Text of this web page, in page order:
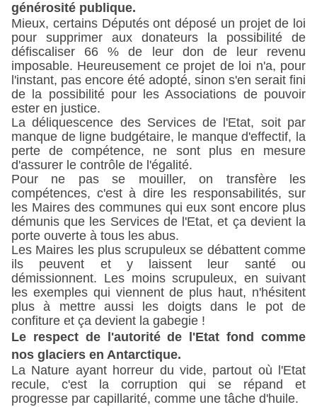
générosité publique.
Mieux, certains Députés ont déposé un projet de loi
pour supprimer aux donateurs la possibilité de
défiscaliser 66 % de leur don de leur revenu
imposable. Heureusement ce projet de loi n'a, pour
l'instant, pas encore été adopté, sinon s'en serait fini
de la possibilité pour les Associations de pouvoir
ester en justice.
La déliquescence des Services de l'Etat, soit par
manque de ligne budgétaire, le manque d'effectif, la
perte de compétence, ne sont plus en mesure
d'assurer le contrôle de l'égalité.
Pour ne pas se mouiller, on transfère les
compétences, c'est à dire les responsabilités, sur
les Maires des communes qui eux sont encore plus
démunis que les Services de l'Etat, et ça devient la
porte ouverte à tous les abus.
Les Maires les plus scrupuleux se débattent comme
ils peuvent et y laissent leur santé ou
démissionnent. Les moins scrupuleux, en suivant
les exemples qui viennent de plus haut, n'hésitent
plus à mettre aussi les doigts dans le pot de
confiture et ça devient la gabegie !
Le respect de l'autorité de l'Etat fond comme
nos glaciers en Antarctique.
La Nature ayant horreur du vide, partout où l'Etat
recule, c'est la corruption qui se répand et
progresse par capillarité, comme une tâche d'huile.